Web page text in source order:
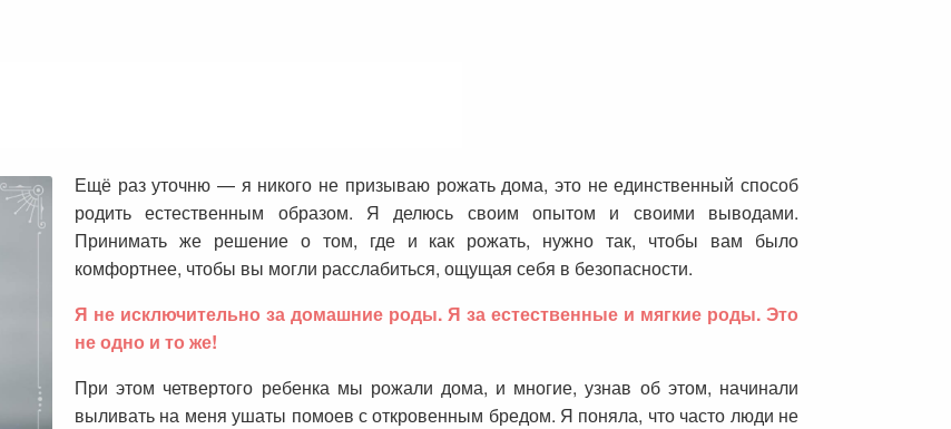
Ещё раз уточню — я никого не призываю рожать дома, это не единственный способ
родить естественным образом. Я делюсь своим опытом и своими выводами.
Принимать же решение о том, где и как рожать, нужно так, чтобы вам было
комфортнее, чтобы вы могли расслабиться, ощущая себя в безопасности.
Я не исключительно за домашние роды. Я за естественные и мягкие роды. Это
не одно и то же!
При этом четвертого ребенка мы рожали дома, и многие, узнав об этом, начинали
выливать на меня ушаты помоев с откровенным бредом. Я поняла, что часто люди не